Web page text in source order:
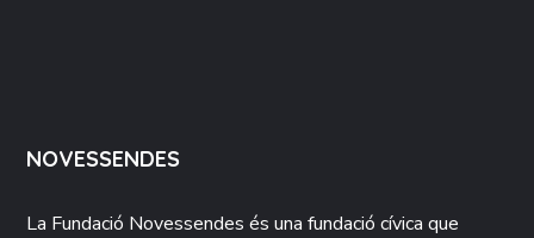
NOVESSENDES
La Fundació Novessendes és una fundació cívica que